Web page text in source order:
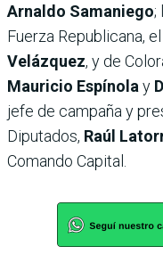
Arnaldo Samaniego;
Fuerza Republicana,
Velázquez, y de
Mauricio Espínola y
jefe de campaña y
Diputados, Raúl
Comando Capital.